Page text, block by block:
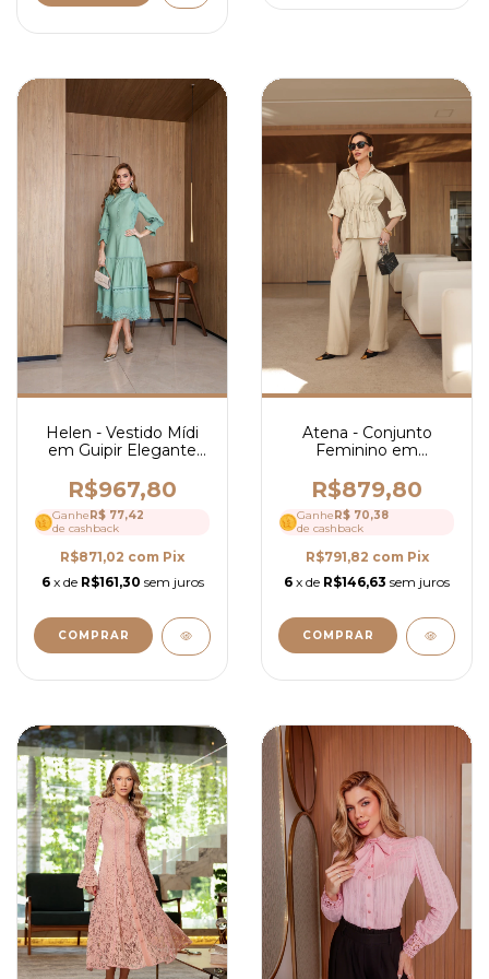
Helen - Vestido Mídi
em Guipir Elegante
Bufante e Estrutura
Refinada - Ref 4247
R$967,80
Ganhe R$ 77,42
de cashback
R$871,02 com Pix
6 x de R$161,30 sem juros
COMPRAR
Atena - Conjunto
Feminino em
Jaqueta Ajustável e
Calça Reta Elegante -
Ref 4240
R$879,80
GanheR$ 70,38
de cashback
R$791,82 com Pix
6 x de R$146,63 sem juros
COMPRAR